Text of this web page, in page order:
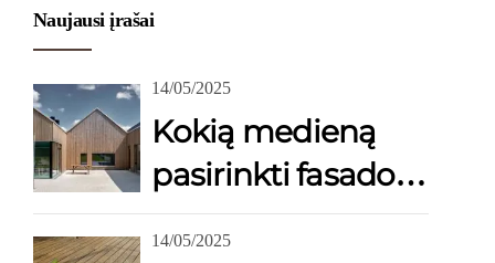
Naujausi įrašai
14/05/2025
Kokią medieną
pasirinkti fasado
apdailai?
14/05/2025